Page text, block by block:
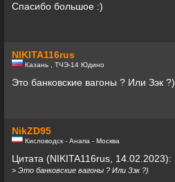
Спасибо большое :)
NIKITA116rus
Казань , ТЧЭ-14 Юдино
Это банковские вагоны ? Или Зэк ?)
NikZD95
Кисловодск - Анапа - Москва
Цитата (NIKITA116rus, 14.02.2023):
> Это банковские вагоны ? Или Зэк ?)